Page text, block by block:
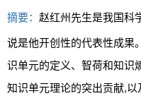
摘要：赵红州先生是我国科
说是他开创性的代表性成果
识单元的定义、智荷和知识
知识单元理论的突出贡献,